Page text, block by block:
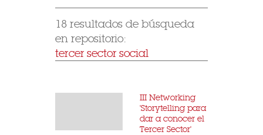
18 resultados de búsqueda
en repositorio:
tercer sector social
III Networking
'Storytelling para
dar a conocer el
Tercer Sector'